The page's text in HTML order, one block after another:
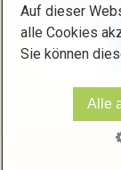
Auf dieser
alle Cookies
Sie können
Alle